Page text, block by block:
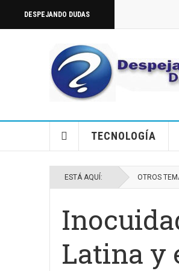
DESPEJANDO DUDAS
TECNOLOGÍA
ESTÁ AQUÍ: OTROS
Latina y